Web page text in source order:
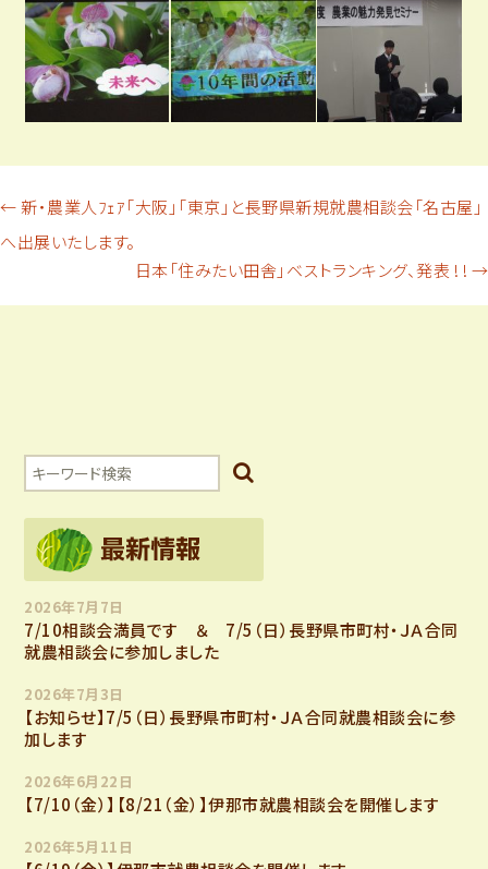
投
稿
ゲ
ー
シ
ョ
ン
←新・農業人ﾌｪｱ「大阪」「東京」と長野県新規就農相談会「名古屋」
へ出展いたします。
日本「住みたい田舎」ベストランキング、発表 ! ! →
7/10相談会満員です ＆ 7/5（日）長野県市町村・ＪＡ合同
就農相談会に参加しました
2026年7月7日
【お知らせ】7/5（日）長野県市町村・ＪＡ合同就農相談会に参
加します
2026年7月3日
【7/10（金）】【8/21（金）】伊那市就農相談会を開催します
2026年6月22日
2026年5月11日